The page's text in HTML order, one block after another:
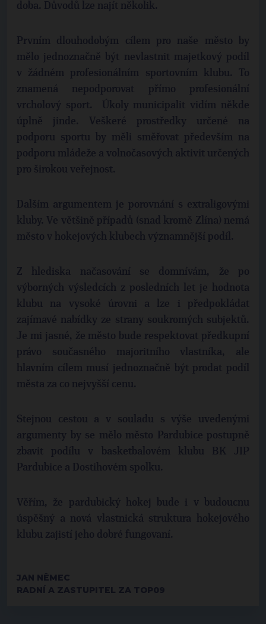
doba. Důvodů lze najít několik.
Prvním dlouhodobým cílem pro naše město by
mělo jednoznačně být nevlastnit majetkový podíl
v žádném profesionálním sportovním klubu. To
znamená nepodporovat přímo profesionální
vrcholový sport. Úkoly municipalit vidím někde
úplně jinde. Veškeré prostředky určené na
podporu sportu by měli směřovat především na
podporu mládeže a volnočasových aktivit určených
pro širokou veřejnost.
Dalším argumentem je porovnání s extraligovými
kluby. Ve většině případů (snad kromě Zlína) nemá
město v hokejových klubech významnější podíl.
Z hlediska načasování se domnívám, že po
výborných výsledcích z posledních let je hodnota
klubu na vysoké úrovni a lze i předpokládat
zajímavé nabídky ze strany soukromých subjektů.
Je mi jasné, že město bude respektovat předkupní
právo současného majoritního vlastníka, ale
hlavním cílem musí jednoznačně být prodat podíl
města za co nejvyšší cenu.
Stejnou cestou a v souladu s výše uvedenými
argumenty by se mělo město Pardubice postupně
zbavit podílu v basketbalovém klubu BK JIP
Pardubice a Dostihovém spolku.
Věřím, že pardubický hokej bude i v budoucnu
úspěšný a nová vlastnická struktura hokejového
klubu zajistí jeho dobré fungovaní.
JAN NĚMEC
RADNÍ A ZASTUPITEL ZA TOP09